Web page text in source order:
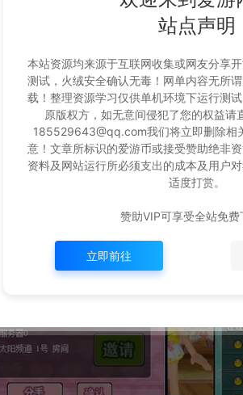
站点声明
本站资源均来源于互联网收集或网友分享
测试，火绒安全确认无毒！网单内容无所
载！整理资源学习仅供单机环境下运行测
原版权方，如无意间侵犯了您的权益请
185529643@qq.com我们将立即删除相
意！文章所标识的爱游币或接受赞助绝非
资料及网站运行所必须支出的成本及用户
适度打赏。
赞助VIP可享受全站免费
立即前往